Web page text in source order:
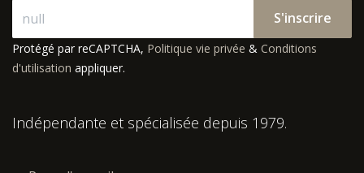
S'inscrire
Protégé par reCAPTCHA, Politique vie privée & Conditions
d'utilisation appliquer.
Indépendante et spécialisée depuis 1979.